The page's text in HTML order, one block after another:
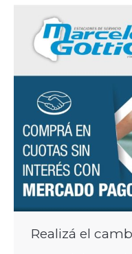
Realizá el